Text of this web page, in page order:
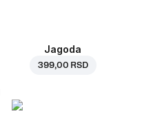
Jagoda
399,00 RSD